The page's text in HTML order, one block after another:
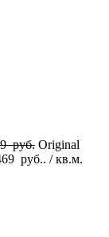
руб. Original
руб.. / кв.м.